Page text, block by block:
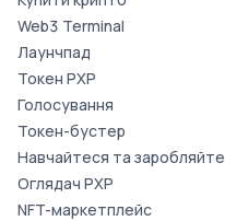
Web3 Terminal
Лаунчпад
Токен PXP
Голосування
Токен-бустер
Навчайтеся та заробляйте
Оглядач PXP
NFT-маркетплейс